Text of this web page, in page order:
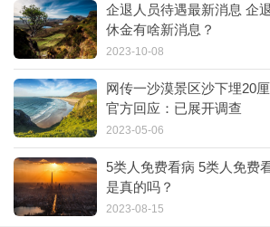
企退人员待遇最新消息 企
休金有啥新消息？
2023-10-08
网传一沙漠景区沙下埋20
官方回应：已展开调查
2023-05-06
5类人免费看病 5类人免费
是真的吗？
2023-08-15